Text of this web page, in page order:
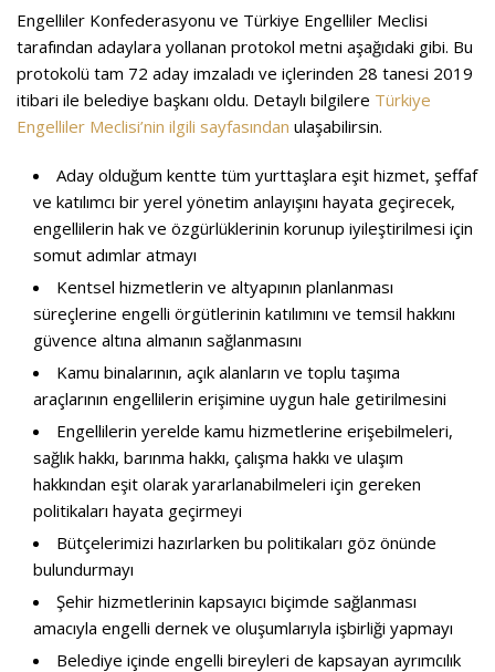
Engelliler Konfederasyonu ve Türkiye Engelliler Meclisi
tarafından adaylara yollanan protokol metni aşağıdaki gibi. Bu
protokolü tam 72 aday imzaladı ve içlerinden 28 tanesi 2019
itibari ile belediye başkanı oldu. Detaylı bilgilere Türkiye
Engelliler Meclisi’nin ilgili sayfasından ulaşabilirsin.
Aday olduğum kentte tüm yurttaşlara eşit hizmet, şeffaf
ve katılımcı bir yerel yönetim anlayışını hayata geçirecek,
engellilerin hak ve özgürlüklerinin korunup iyileştirilmesi için
somut adımlar atmayı
Kentsel hizmetlerin ve altyapının planlanması
süreçlerine engelli örgütlerinin katılımını ve temsil hakkını
güvence altına almanın sağlanmasını
Kamu binalarının, açık alanların ve toplu taşıma
araçlarının engellilerin erişimine uygun hale getirilmesini
Engellilerin yerelde kamu hizmetlerine erişebilmeleri,
sağlık hakkı, barınma hakkı, çalışma hakkı ve ulaşım
hakkından eşit olarak yararlanabilmeleri için gereken
politikaları hayata geçirmeyi
Bütçelerimizi hazırlarken bu politikaları göz önünde
bulundurmayı
Şehir hizmetlerinin kapsayıcı biçimde sağlanması
amacıyla engelli dernek ve oluşumlarıyla işbirliği yapmayı
Belediye içinde engelli bireyleri de kapsayan ayrımcılık